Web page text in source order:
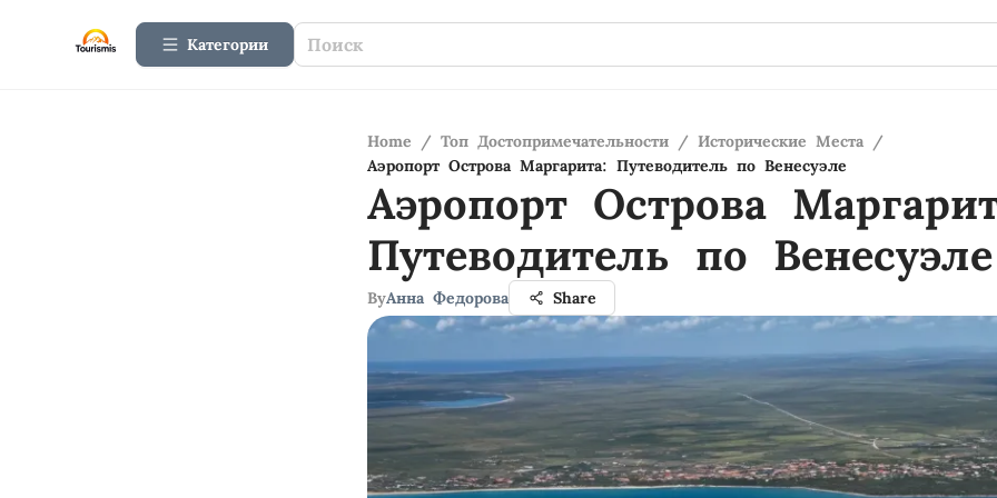
Категории
Home / Топ Достопримечательности / Исторические Места /
Аэропорт Острова Маргарита: Путеводитель по Венесуэле
Аэропорт Острова
Путеводитель по Венесуэле
ByАнна Федорова Share